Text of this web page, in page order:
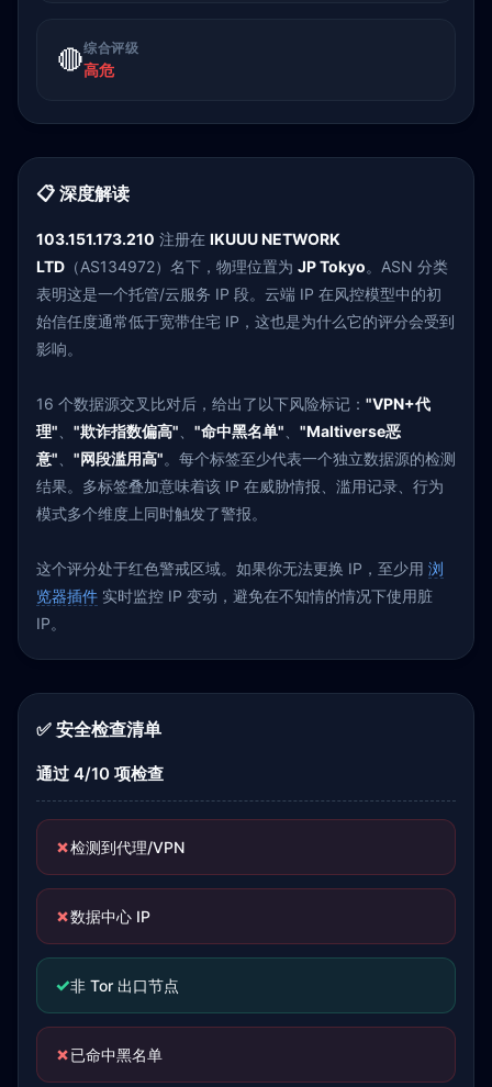
🔴综合评级
高危
📋 深度解读
103.151.173.210 注册在 IKUUU NETWORK
LTD （AS134972）名下，物理位置为 JP Tokyo。ASN 分类
表明这是一个托管/云服务 IP 段。云端 IP 在风控模型中的初
始信任度通常低于宽带住宅 IP，这也是为什么它的评分会受到
影响。
16 个数据源交叉比对后，给出了以下风险标记： "VPN+代
理"
"欺诈指数偏高" "命中黑名单"
"Maltiverse恶
意"
"网段滥用高"。每个标签至少代表一个独立数据源的检测
结果。多标签叠加意味着该 IP 在威胁情报、滥用记录、行为
模式多个维度上同时触发了警报。
这个评分处于红色警戒区域。如果你无法更换 IP，至少用 浏
览器插件 实时监控 IP 变动，避免在不知情的情况下使用脏
IP。
✅ 安全检查清单
通过 4/10 项检查
✗检测到代理/VPN
✗数据中心 IP
✓非 Tor 出口节点
✗已命中黑名单